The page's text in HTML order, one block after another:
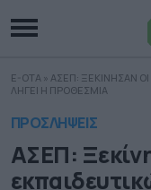
E-OTA » ΑΣΕΠ: ΞΕΚΙΝΗΣΑΝ ΟΙ
ΛΗΓΕΙ Η ΠΡΟΘΕΣΜΙΑ
ΠΡΟΣΛΗΨΕΙΣ
ΑΣΕΠ: